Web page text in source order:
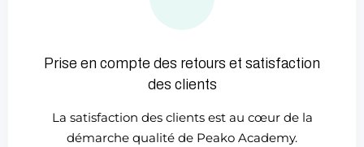
Prise en compte des retours et satisfaction
des clients
La satisfaction des clients est au cœur de la
démarche qualité de Peako Academy.